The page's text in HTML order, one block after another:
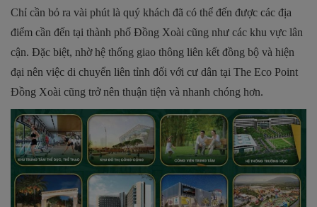
Chỉ cần bỏ ra vài phút là quý khách đã có thể đến được các địa
điểm cần đến tại thành phố Đồng Xoài cũng như các khu vực lân
cận. Đặc biệt, nhờ hệ thống giao thông liên kết đồng bộ và hiện
đại nên việc di chuyển liên tỉnh đối với cư dân tại The Eco Point
Đồng Xoài cũng trở nên thuận tiện và nhanh chóng hơn.